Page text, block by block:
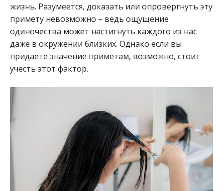
жизнь. Разумеется, доказать или опровергнуть эту
примету невозможно – ведь ощущение
одиночества может настигнуть каждого из нас
даже в окружении близких. Однако если вы
придаете значение приметам, возможно, стоит
учесть этот фактор.